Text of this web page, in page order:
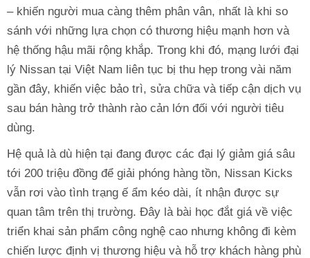
– khiến người mua càng thêm phân vân, nhất là khi so
sánh với những lựa chọn có thương hiệu mạnh hơn và
hệ thống hậu mãi rộng khắp. Trong khi đó, mạng lưới đại
lý Nissan tại Việt Nam liên tục bị thu hẹp trong vài năm
gần đây, khiến việc bảo trì, sửa chữa và tiếp cận dịch vụ
sau bán hàng trở thành rào cản lớn đối với người tiêu
dùng.
Hệ quả là dù hiện tại đang được các đại lý giảm giá sâu
tới 200 triệu đồng để giải phóng hàng tồn, Nissan Kicks
vẫn rơi vào tình trạng ế ẩm kéo dài, ít nhận được sự
quan tâm trên thị trường. Đây là bài học đắt giá về việc
triển khai sản phẩm công nghệ cao nhưng không đi kèm
chiến lược định vị thương hiệu và hỗ trợ khách hàng phù